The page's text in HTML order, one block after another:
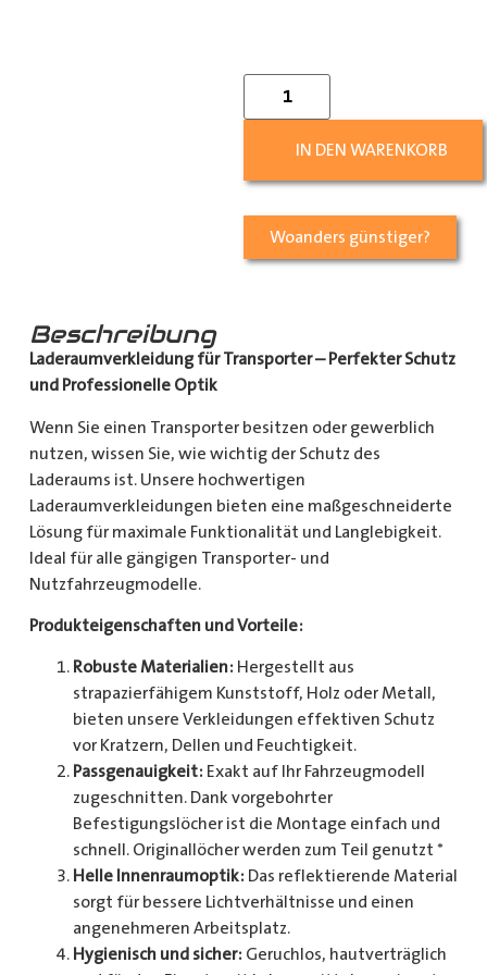
IN DEN WARENKORB
Woanders günstiger?
Beschreibung
Laderaumverkleidung für Transporter – Perfekter Schutz
und Professionelle Optik
Wenn Sie einen Transporter besitzen oder gewerblich
nutzen, wissen Sie, wie wichtig der Schutz des
Laderaums ist. Unsere hochwertigen
Laderaumverkleidungen bieten eine maßgeschneiderte
Lösung für maximale Funktionalität und Langlebigkeit.
Ideal für alle gängigen Transporter- und
Nutzfahrzeugmodelle.
Produkteigenschaften und Vorteile:
Robuste Materialien: Hergestellt aus
strapazierfähigem Kunststoff, Holz oder Metall,
bieten unsere Verkleidungen effektiven Schutz
vor Kratzern, Dellen und Feuchtigkeit.
Passgenauigkeit: Exakt auf Ihr Fahrzeugmodell
zugeschnitten. Dank vorgebohrter
Befestigungslöcher ist die Montage einfach und
schnell. Originallöcher werden zum Teil genutzt *
Helle Innenraumoptik: Das reflektierende Material
sorgt für bessere Lichtverhältnisse und einen
angenehmeren Arbeitsplatz.
Hygienisch und sicher: Geruchlos, hautverträglich